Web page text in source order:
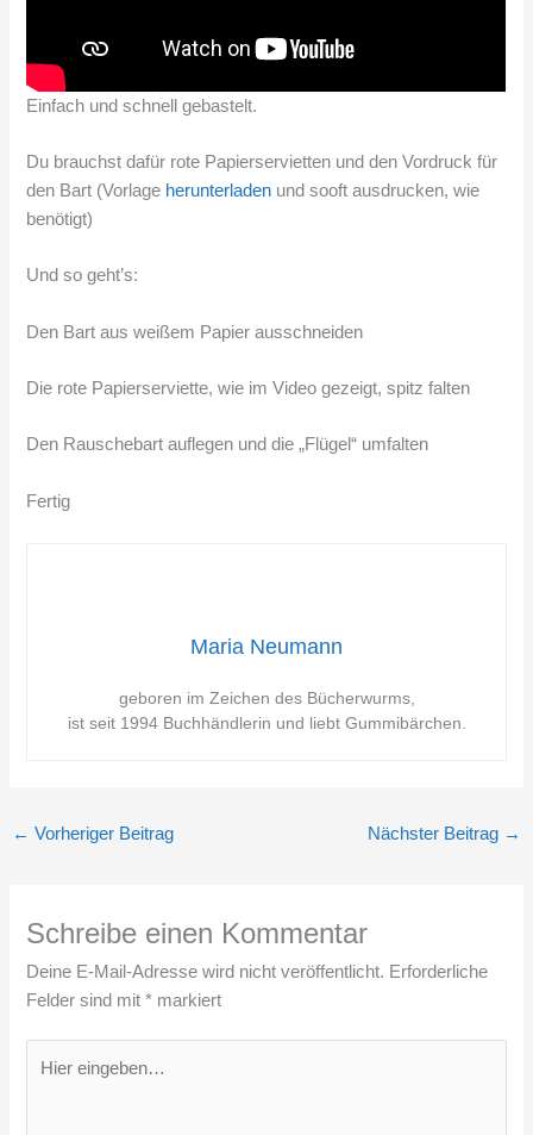
Einfach und schnell gebastelt.
Du brauchst dafür rote Papierservietten und den Vordruck für
den Bart (Vorlage herunterladen und sooft ausdrucken, wie
benötigt)
Und so geht’s:
Den Bart aus weißem Papier ausschneiden
Die rote Papierserviette, wie im Video gezeigt, spitz falten
Den Rauschebart auflegen und die „Flügel“ umfalten
Fertig
Maria Neumann
geboren im Zeichen des Bücherwurms,
ist seit 1994 Buchhändlerin und liebt Gummibärchen.
← Vorheriger Beitrag Nächster Beitrag →
Schreibe einen Kommentar
Deine E-Mail-Adresse wird nicht veröffentlicht. Erforderliche
Felder sind mit* markiert
eingeben…